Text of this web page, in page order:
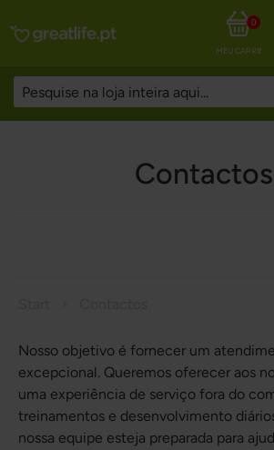
MEU CARRINHO
0
Contactos
Nosso objetivo é fornecer um
excepcional. Queremos oferecer aos
uma experiência de serviço fora do
treinamentos e desenvolvimento
nossa equipe esteja preparada para